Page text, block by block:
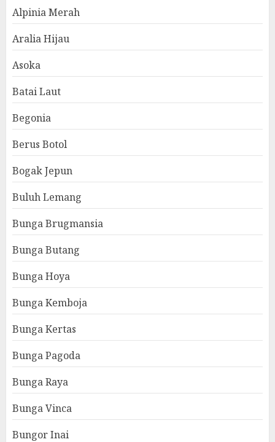
Alpinia Merah
Aralia Hijau
Asoka
Batai Laut
Begonia
Berus Botol
Bogak Jepun
Buluh Lemang
Bunga Brugmansia
Bunga Butang
Bunga Hoya
Bunga Kemboja
Bunga Kertas
Bunga Pagoda
Bunga Raya
Bunga Vinca
Bungor Inai